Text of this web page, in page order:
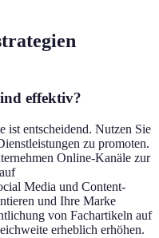
effektiv?
ist entscheidend. Nutzen Sie
zu promoten.
Online-Kanäle zur
Media und Content-
und Ihre Marke
von Fachartikeln auf
erheblich erhöhen.